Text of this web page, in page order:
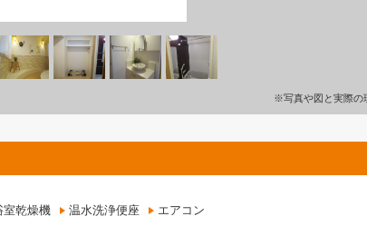
※写真や図と実際の
室乾燥機 温水洗浄便座 エアコン